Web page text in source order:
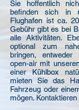
Sie hoffentlich
befinden sich in
Flughafen ist ca.
Gebühr gibt es bei
alle Aktivitäten.
optional zum
bringen,
open-air mit
einer Kühlbox
mieten Sie das
Fahrzeug oder
mögen.